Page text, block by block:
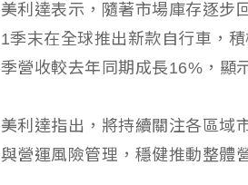
美利達表示，隨著市場庫存逐步
1季末在全球推出新款自行車，
季營收較去年同期成長16%，顯
美利達指出，將持續關注各區域
與營運風險管理，穩健推動整體